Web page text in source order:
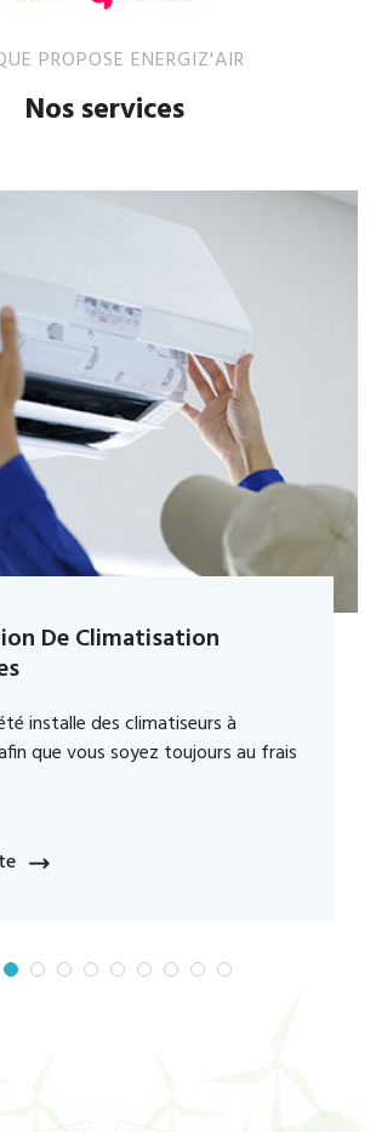
PROPOSE ENERGIZ'AIR
Nos services
De Climatisation
votre climatisation en cas de